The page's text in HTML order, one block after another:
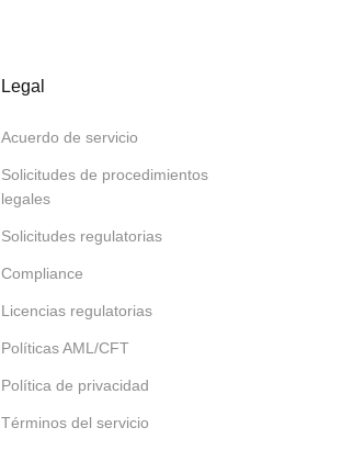
Legal
Acuerdo de servicio
Solicitudes de procedimientos
legales
Solicitudes regulatorias
Compliance
Licencias regulatorias
Políticas AML/CFT
Política de privacidad
Términos del servicio